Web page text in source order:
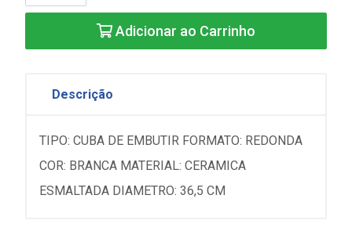
Adicionar ao Carrinho
Descrição
TIPO: CUBA DE EMBUTIR FORMATO: REDONDA
COR: BRANCA MATERIAL: CERAMICA
ESMALTADA DIAMETRO: 36,5 CM